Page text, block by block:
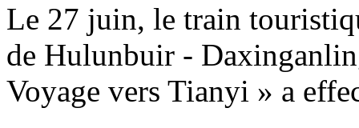
Le 27 juin, le train
de Hulunbuir -
Voyage vers Tianyi » a